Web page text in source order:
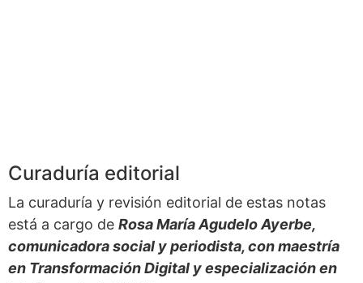
Curaduría editorial
La curaduría y revisión editorial de estas notas
está a cargo de Rosa María Agudelo Ayerbe,
comunicadora social y periodista, con maestría
en Transformación Digital y especialización en